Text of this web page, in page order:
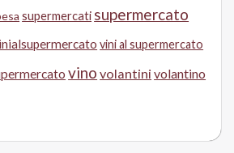
supermercati supermercato
vini al supermercato
vino volantini volantino